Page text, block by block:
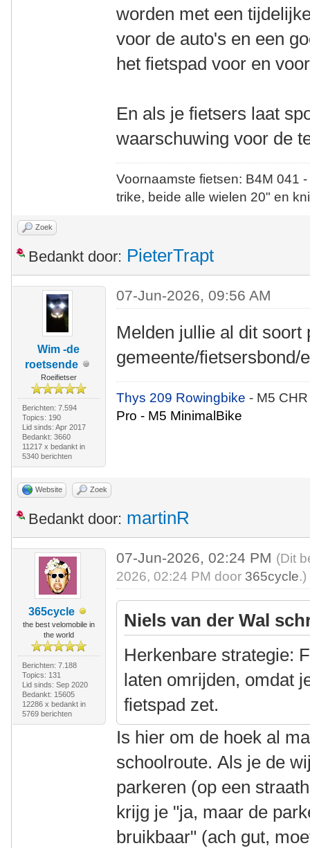
worden met een
voor de auto's en een
het fietspad voor en
En als je fietsers laat
waarschuwing voor de
Voornaamste fietsen: B4M
trike, beide alle wielen 20" en
Zoek
Bedankt door: PieterTrapt
Wim -de
roetsende
Roeifietser
Berichten: 7.594
Topics: 190
Lid sinds: Apr 2017
Bedankt: 3660
11217 x bedankt in
5340 berichten
07-Jun-2026, 09:56 AM
Melden jullie al dit soort
gemeente/fietsersbond/
Thys 209 Rowingbike- M5
Pro - M5 MinimalBike
Website Zoek
Bedankt door: martinR
365cycle
the best velomobile in
the world
Berichten: 7.188
Topics: 131
Lid sinds: Sep 2020
Bedankt: 15605
12286 x bedankt in
5769 berichten
07-Jun-2026, 02:24 PM (Dit
2026, 02:24 PM door 365cycle.)
Niels van der Wal
Herkenbare strategie:
laten omrijden, omdat
fietspad zet.
Is hier om de hoek al
schoolroute. Als je de
parkeren (op een
krijg je "ja, maar de
bruikbaar" (ach gut,